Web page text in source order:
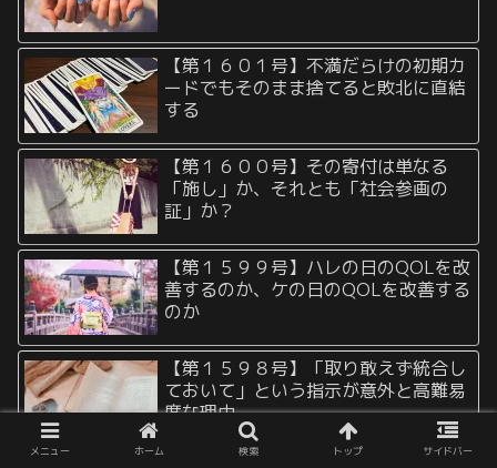
【第１６０１号】不満だらけの初期カ
ードでもそのまま捨てると敗北に直結
する
【第１６００号】その寄付は単なる
「施し」か、それとも「社会参画の
証」か？
【第１５９９号】ハレの日のQOLを改
善するのか、ケの日のQOLを改善する
のか
【第１５９８号】「取り敢えず統合し
ておいて」という指示が意外と高難易
度な理由
メニュー ホーム 検索 トップ サイドバー